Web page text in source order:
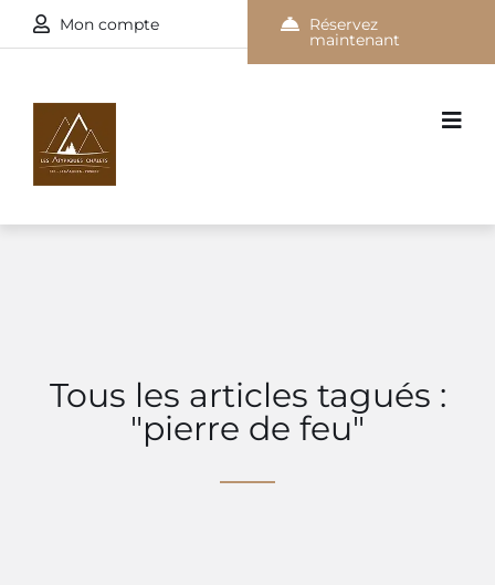
Mon compte Réservez
maintenant
Tous les articles tagués :
"pierre de feu"